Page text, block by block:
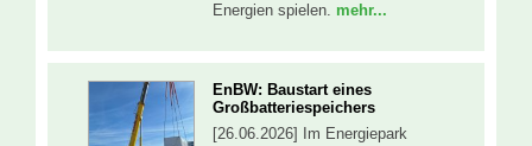
Energien spielen. mehr...
EnBW: Baustart eines
Großbatteriespeichers
[26.06.2026] Im Energiepark